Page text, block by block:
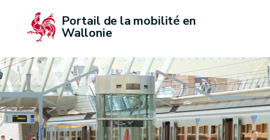
Portail de la mobilité en
Wallonie